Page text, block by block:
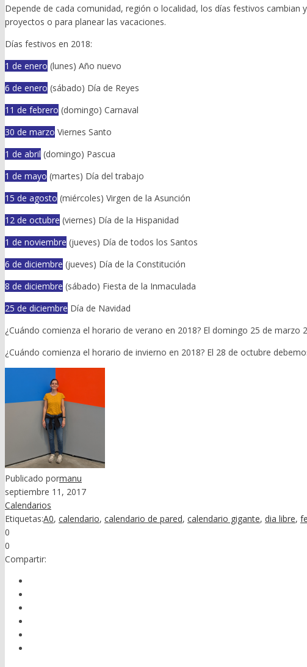
Depende de cada comunidad, región o localidad, los días festivos
proyectos o para planear las vacaciones.
Días festivos en 2018:
1 de enero (lunes) Año nuevo
6 de enero (sábado) Día de Reyes
11 de febrero (domingo) Carnaval
30 de marzo Viernes Santo
1 de abril (domingo) Pascua
1 de mayo (martes) Día del trabajo
15 de agosto (miércoles) Virgen de la Asunción
12 de octubre (viernes) Día de la Hispanidad
1 de noviembre (jueves) Día de todos los Santos
6 de diciembre (jueves) Día de la Constitución
8 de diciembre (sábado) Fiesta de la Inmaculada
25 de diciembre Día de Navidad
¿Cuándo comienza el horario de verano en 2018? El domingo 25 de
¿Cuándo comienza el horario de invierno en 2018? El 28 de octubre
Publicado pormanu
septiembre 11, 2017
Calendarios
Etiquetas:A0, calendario, calendario de pared, calendario gigante, dia libre,
0
0
Compartir: